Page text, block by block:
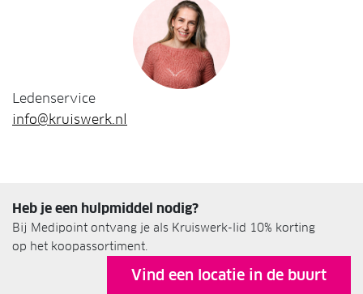
Ledenservice
info@kruiswerk.nl
Heb je een hulpmiddel nodig?
Bij Medipoint ontvang je als Kruiswerk-lid 10% korting
op het koopassortiment.
Vind een locatie in de buurt